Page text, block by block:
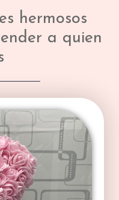
hermosos
a quien